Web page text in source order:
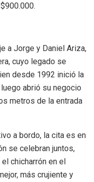
a Jorge y Daniel Ariza,
cuyo legado se
desde 1992 inició la
abrió su negocio
metros de la entrada
a bordo, la cita es en
se celebran juntos,
chicharrón en el
más crujiente y